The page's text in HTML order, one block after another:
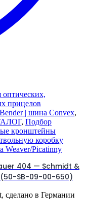
прицелов
| шина Convex,
, Подбор
кронштейны
коробку
Weaver/Picatinny
404 — Schmidt &
(50-SB-09-00-650)
сделано в Германии